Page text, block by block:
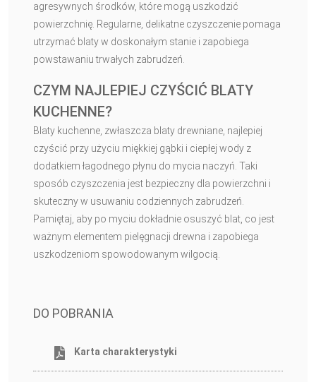
agresywnych środków, które mogą uszkodzić
powierzchnię. Regularne, delikatne czyszczenie pomaga
utrzymać blaty w doskonałym stanie i zapobiega
powstawaniu trwałych zabrudzeń.
CZYM NAJLEPIEJ CZYŚCIĆ BLATY
KUCHENNE?
Blaty kuchenne, zwłaszcza blaty drewniane, najlepiej
czyścić przy użyciu miękkiej gąbki i ciepłej wody z
dodatkiem łagodnego płynu do mycia naczyń. Taki
sposób czyszczenia jest bezpieczny dla powierzchni i
skuteczny w usuwaniu codziennych zabrudzeń.
Pamiętaj, aby po myciu dokładnie osuszyć blat, co jest
ważnym elementem pielęgnacji drewna i zapobiega
uszkodzeniom spowodowanym wilgocią.
DO POBRANIA
Karta charakterystyki